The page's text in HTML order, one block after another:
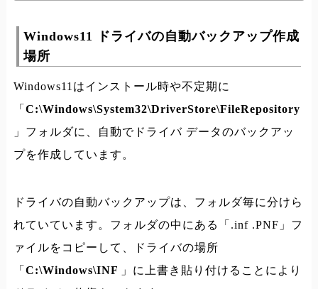
Windows11 ドライバの自動バックアップ作成
場所
Windows11はインストール時や不定期に
「 C:\Windows\System32\DriverStore\FileRepository
」フォルダに、自動でドライバ データのバックアッ
プを作成しています。
ドライバの自動バックアップは、フォルダ毎に分けら
れていています。フォルダの中にある「.inf .PNF」フ
ァイルをコピーして、ドライバの場所
「 C:\Windows\INF 」に上書き貼り付けることにより